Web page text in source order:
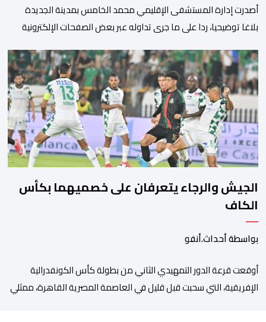
أصدرت إدارة المستشفى الإقليمي محمد الخامس بمدينة الجديدة
بلاغا توضيحيا، ردا على ما جرى تداوله عبر بعض الصفحات الإلكترونية
مولودها أمام الباب الرئيسي للمستشفى بسبب رفض استقبالها أو
التكفل بها. وأكدت إدارة المستشفى أن السيدة المعنية حضرت إلى
مصلحة الولادة، حيث تم استقبالها وتسجيلها وإخضاعها […]
الجيش والرجاء يتعرفان على خصميهما بكأس
الكاف
بواسطة أحداث.أنفو
أوقعت قرعة الدور التمهيدي الثاني من بطولة كأس الكونفدرالية
الإفريقية، التي سحبت قبل قليل في العاصمة المصرية القاهرة، ممثلي